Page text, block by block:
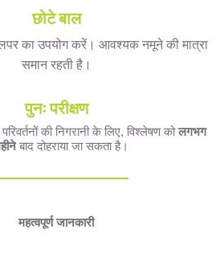
छोटे बाल
का उपयोग करें। आवश्यक नमूने की मात्रा
समान रहती है।
पुनः परीक्षण
की निगरानी के लिए, विश्लेषण कोलगभग
बाद दोहराया जा सकता है।
महत्वपूर्ण जानकारी